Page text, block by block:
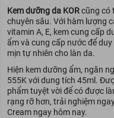
Kem dưỡng da KORcũng có
chuyên sâu. Với hàm lượng
vitamin A, E, kem cung cấp
ẩm và cung cấp nước để
mịn tự nhiên cho làn da.
Hiện kem dưỡng ẩm, ngăn
555K với dung tích 45ml.
phẩm tuyệt vời để có được
rạng rỡ hơn, trải nghiệm
Cream ngay hôm nay.